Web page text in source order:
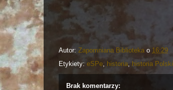
Autor: Zapomniana Biblioteka o 16:29
Etykiety: eSPe historia, historia Polski
Brak komentarzy: